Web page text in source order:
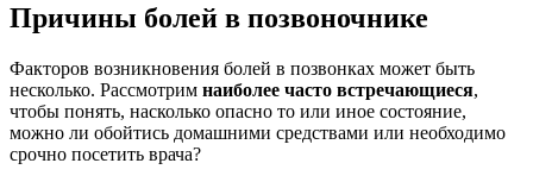
Причины болей в позвоночнике
Факторов возникновения болей в позвонках может быть
несколько. Рассмотрим наиболее часто встречающиеся,
чтобы понять, насколько опасно то или иное состояние,
можно ли обойтись домашними средствами или необходимо
срочно посетить врача?